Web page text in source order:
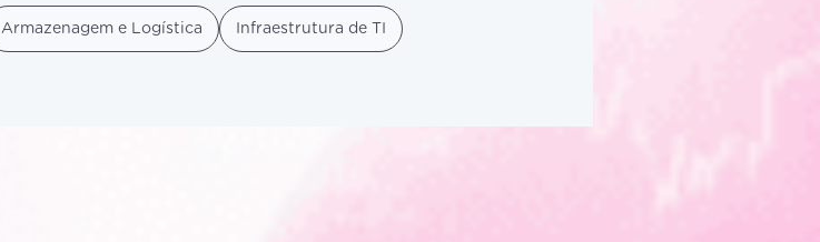
Armazenagem e Logística Infraestrutura de TI